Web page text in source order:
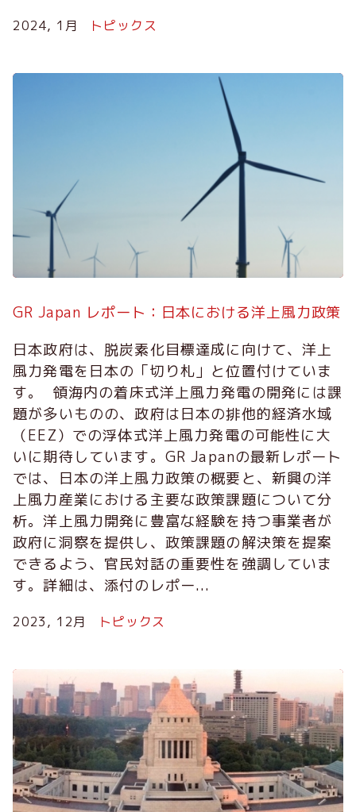
2024, 1月 トピックス
GR Japan レポート：日本における洋上風力政策
日本政府は、脱炭素化目標達成に向けて、洋上
風力発電を日本の「切り札」と位置付けていま
す。 領海内の着床式洋上風力発電の開発には課
題が多いものの、政府は日本の排他的経済水域
（EEZ）での浮体式洋上風力発電の可能性に大
いに期待しています。GR Japanの最新レポート
では、日本の洋上風力政策の概要と、新興の洋
上風力産業における主要な政策課題について分
析。洋上風力開発に豊富な経験を持つ事業者が
政府に洞察を提供し、政策課題の解決策を提案
できるよう、官民対話の重要性を強調していま
す。詳細は、添付のレポー...
2023, 12月 トピックス